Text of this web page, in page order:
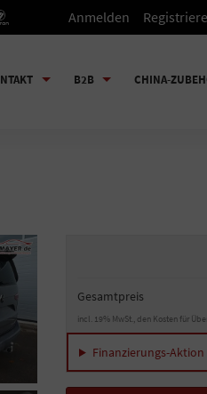
Anmelden
B2B CHINA-
Gesamtpreis
incl. 19% MwSt., den Kosten für
Finanzierungs-Aktion